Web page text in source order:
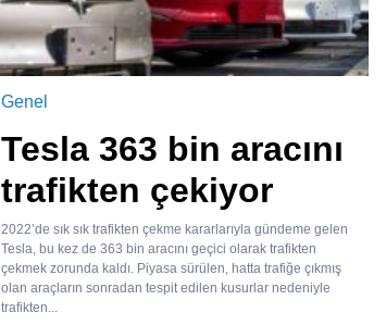
Genel
Tesla 363 bin aracını
trafikten çekiyor
2022’de sık sık trafikten çekme kararlarıyla gündeme gelen
Tesla, bu kez de 363 bin aracını geçici olarak trafikten
çekmek zorunda kaldı. Piyasa sürülen, hatta trafiğe çıkmış
olan araçların sonradan tespit edilen kusurlar nedeniyle
trafikten...